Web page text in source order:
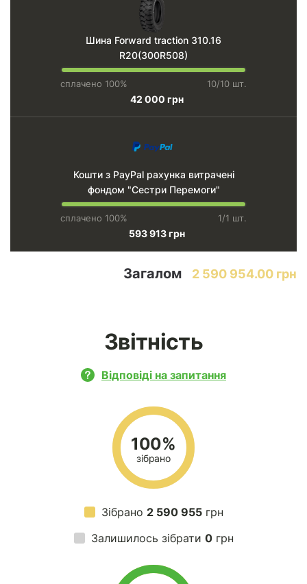
Шина Forward traction 310.16
R20(300R508)
сплачено 100% 10/10 шт.
42 000 грн
Кошти з PayPal рахунка витрачені
фондом "Сестри Перемоги"
сплачено 100% 1/1 шт.
593 913 грн
Загалом 2 590 954.00 грн
Звітність
Відповіді на запитання
100%
зібрано
Зібрано 2 590 955грн
Залишилось зібрати 0грн